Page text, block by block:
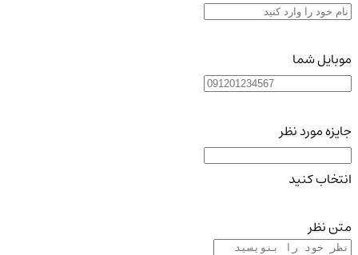
موبایل شما
جایزه مورد نظر
انتخاب کنید
متن نظر